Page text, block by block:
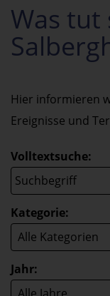
Was tut
Hier informieren
Ereignisse und
Volltextsuche:
Kategorie:
Jahr: